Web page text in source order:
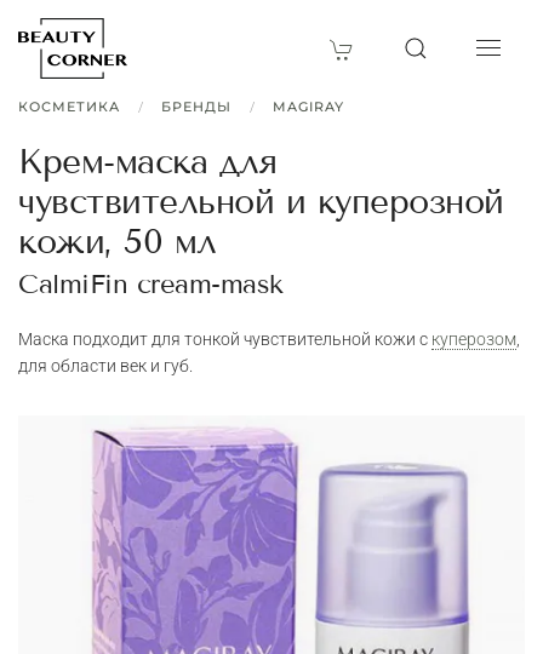
КОСМЕТИКА БРЕНДЫ MAGIRAY
Крем-маска для
чувствительной и куперозной
кожи, 50 мл
CalmiFin cream-mask
Маска подходит для тонкой чувствительной кожи с куперозом
для области век и губ.